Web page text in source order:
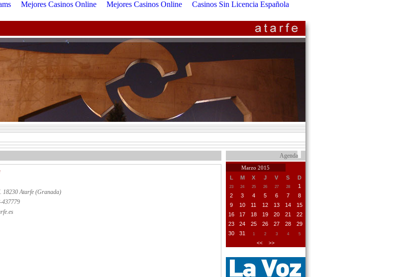
Mejores Casinos Online Mejores Casinos Online Casinos Sin Licencia Española
18230 Atarfe (Granada)
437779
Agenda
Marzo 2015
L
M X J V S D
23 24 25 26 27 28
1
2
3 4 5 6 7
8
9
10 11 12 13 14
15
16
17 18 19 20 21
22
23
24 25 26 27 28
29
30
31 1 2 3 4 5
<< >>